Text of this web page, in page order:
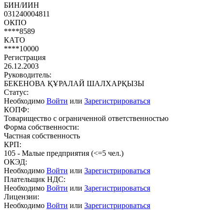
БИН/ИИН
031240004811
ОКПО
****8589
КАТО
****10000
Регистрация
26.12.2003
Руководитель:
БЕКЕНОВА ҚҰРАЛАЙ ШАЛХАРҚЫЗЫ
Статус:
Необходимо Войти или Зарегистрироваться
КОПФ:
Товарищество с ограниченной ответственностью
Форма собственности:
Частная собственность
КРП:
105 - Малые предприятия (<=5 чел.)
ОКЭД:
Необходимо Войти или Зарегистрироваться
Плательщик НДС:
Необходимо Войти или Зарегистрироваться
Лицензии:
Необходимо Войти или Зарегистрироваться